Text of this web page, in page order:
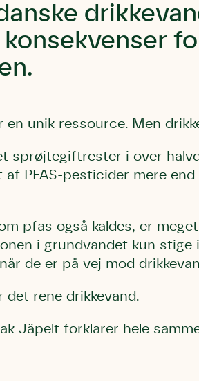
en unik ressource. Men
sprøjtegiftrester i over
af PFAS-pesticider mere
pfas også kaldes, er
i grundvandet kun stige
de er på vej mod
rene drikkevand.
Jäpelt forklarer hele